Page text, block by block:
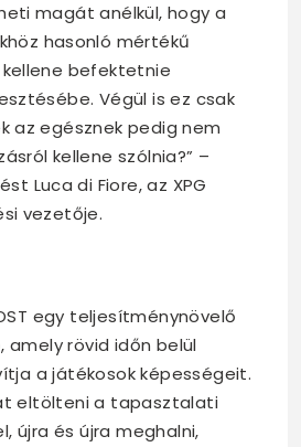
magát anélkül, hogy a
hasonló mértékű
befektetnie
Végül is ez csak
az egésznek pedig nem
kellene szólnia?” –
Luca di Fiore, az XPG
vezetője.
egy teljesítménynövelő
rövid időn belül
a játékosok képességeit.
eltölteni a tapasztalati
újra és újra meghalni,